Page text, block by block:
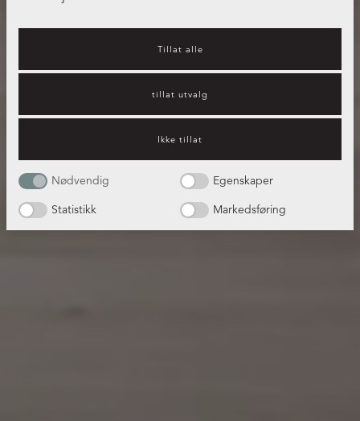
Tillat alle
tillat utvalg
Ikke tillat
Nødvendig
Egenskaper
Statistikk
Markedsføring